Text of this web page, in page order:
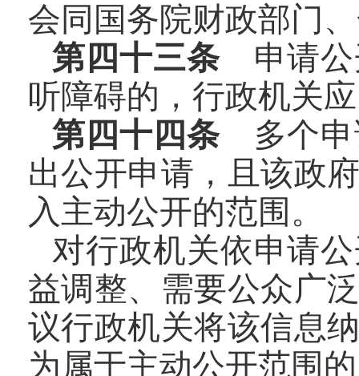
会同国务院财政部门
第四十三条申请公
听障碍的，行政机关
第四十四条多个申
出公开申请，且该政
入主动公开的范围。
对行政机关依申请
益调整、需要公众广
议行政机关将该信息
为属于主动公开范围